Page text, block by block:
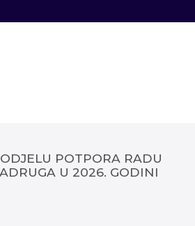
POTPORA RADU
U 2026. GODINI